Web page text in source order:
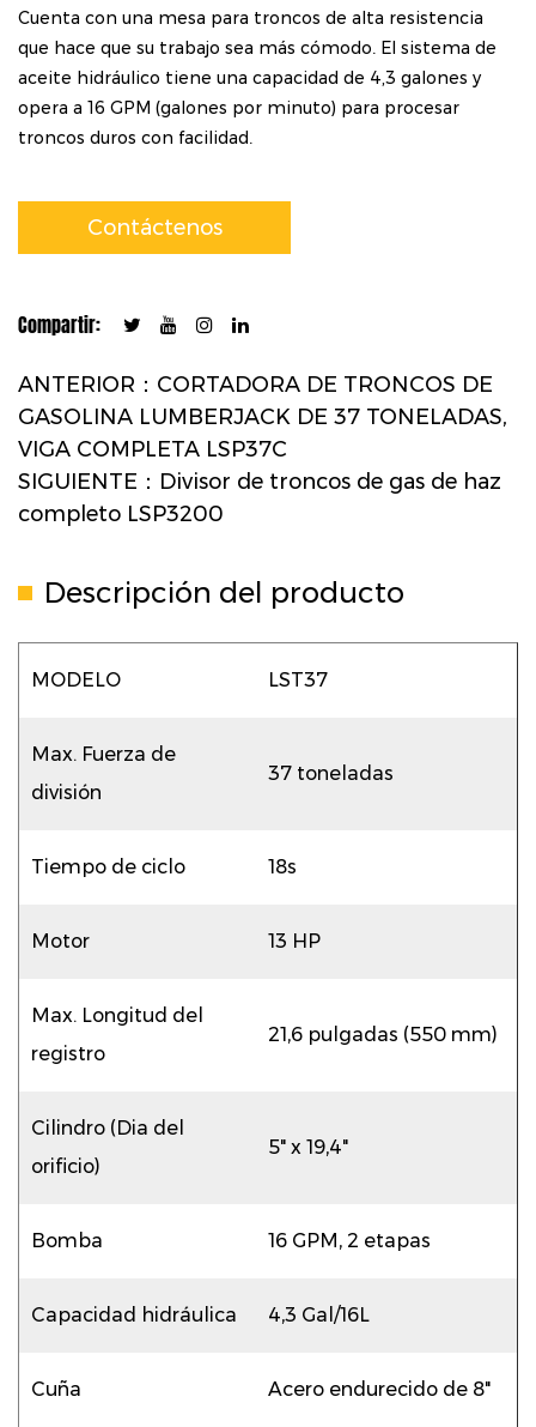
Cuenta con una mesa para troncos de alta resistencia
que hace que su trabajo sea más cómodo. El sistema de
aceite hidráulico tiene una capacidad de 4,3 galones y
opera a 16 GPM (galones por minuto) para procesar
troncos duros con facilidad.
Contáctenos
Compartir:
ANTERIOR：CORTADORA DE TRONCOS DE
GASOLINA LUMBERJACK DE 37 TONELADAS,
VIGA COMPLETA LSP37C
SIGUIENTE：Divisor de troncos de gas de haz
completo LSP3200
Descripción del producto
MODELO LST37
Max. Fuerza de
división
37 toneladas
Tiempo de ciclo 18s
Motor 13 HP
Max. Longitud del
registro
21,6 pulgadas (550 mm)
Cilindro (Dia del
orificio)
5" x 19,4"
Bomba 16 GPM, 2 etapas
Capacidad hidráulica 4,3 Gal/16L
Cuña Acero endurecido de 8"